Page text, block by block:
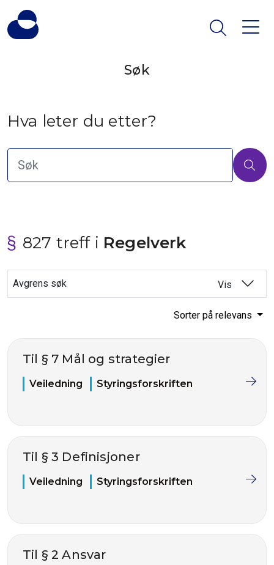
Søk
Hva leter du etter?
827 treff i Regelverk
Avgrens søk Vis
Sorter på relevans
Til § 7 Mål og strategier
Veiledning Styringsforskriften
Til § 3 Definisjoner
Veiledning Styringsforskriften
Til § 2 Ansvar